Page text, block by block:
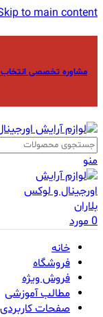
to main content
مشاوره تخصصی انتخاب
منو
0مورد
خانه
فروشگاه
فروش ویژه
مطالب آموزشی
صفحات کاربردی